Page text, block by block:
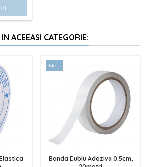
ACEEASI CATEGORIE:
Nou
Banda Dublu Adeziva 0.5cm,